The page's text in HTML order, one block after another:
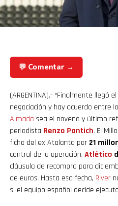
💬 Comentar →
(ARGENTINA).- “Finalmente llegó
negociación y hay acuerdo entre
Almada sea el noveno y último
periodista Renzo Pantich. El
ficha del ex Atalanta por 21
central de la operación, Atlético
cláusula de recompra para
de euros. Hasta esa fecha, River
si el equipo español decide
Flipboard
Reddit
Whatsapp
Email